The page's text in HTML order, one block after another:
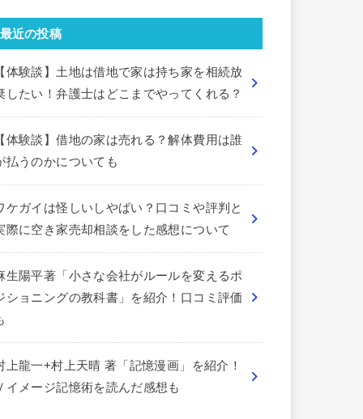
最近の投稿
体験談】土地は借地で家は持ち家を相続放
したい！弁護士はどこまでやってくれる？
体験談】借地の家は売れる？解体費用は誰
払うのかについても
ケガイは怪しいしやばい？口コミや評判と
際に空き家売却相談をした感想について
生陽平著「小さな会社がルールを変えるポ
ショニングの教科書」を紹介！口コミ評価
上龍一+村上天晴 著「記憶漫画」を紹介！
イメージ記憶術を読んだ感想も